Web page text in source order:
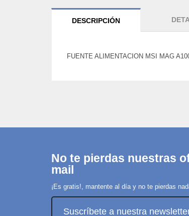
DESCRIPCIÓN
FUENTE ALIMENTACION MSI MAG
No te pierdas nuestras
mail
¡Es gratis!, mantente al día y no te pierdas
Suscríbete a nuestra